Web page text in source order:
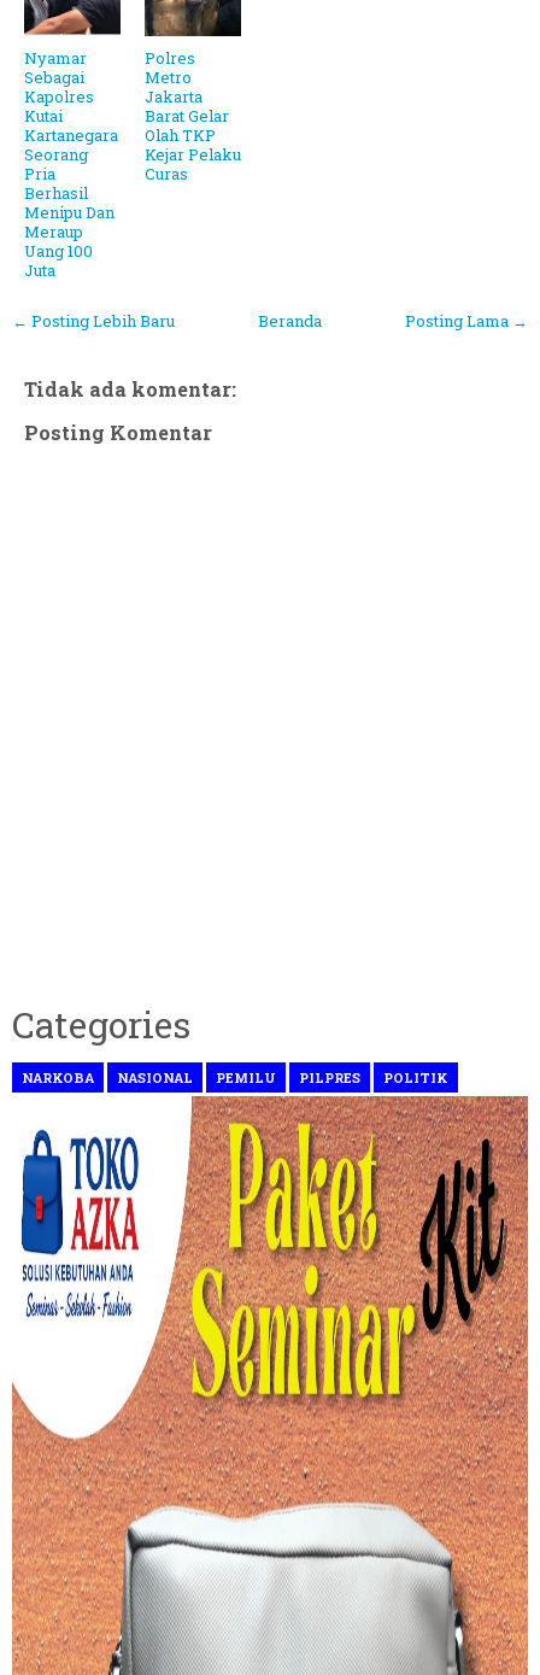
Nyamar
Sebagai
Kapolres
Kutai
Kartanegara
Seorang
Pria
Berhasil
Menipu Dan
Meraup
Uang 100
Juta
Polres
Metro
Jakarta
Barat Gelar
Olah TKP
Kejar Pelaku
Curas
← Posting Lebih Baru Posting Lama →
Beranda
Tidak ada komentar:
Posting Komentar
Categories
NARKOBA NASIONAL PEMILU PILPRES POLITIK